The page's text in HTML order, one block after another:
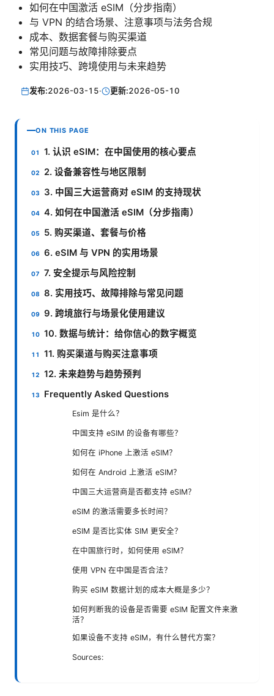
如何在中国激活 eSIM（分步指南）
与 VPN 的结合场景、注意事项与法务合规
成本、数据套餐与购买渠道
常见问题与故障排除要点
实用技巧、跨境使用与未来趋势
发布:2026-03-15· 更新:2026-05-10
ON THIS PAGE
1. 认识 eSIM：在中国使用的核心要点
2. 设备兼容性与地区限制
3. 中国三大运营商对 eSIM 的支持现状
4. 如何在中国激活 eSIM（分步指南）
5. 购买渠道、套餐与价格
6. eSIM 与 VPN 的实用场景
7. 安全提示与风险控制
8. 实用技巧、故障排除与常见问题
9. 跨境旅行与场景化使用建议
10. 数据与统计：给你信心的数字概览
11. 购买渠道与购买注意事项
12. 未来趋势与趋势预判
Frequently Asked Questions
Esim 是什么？
中国支持 eSIM 的设备有哪些？
如何在 iPhone 上激活 eSIM？
如何在 Android 上激活 eSIM？
中国三大运营商是否都支持 eSIM？
eSIM 的激活需要多长时间？
eSIM 是否比实体 SIM 更安全？
在中国旅行时，如何使用 eSIM？
使用 VPN 在中国是否合法？
购买 eSIM 数据计划的成本大概是多少？
如何判断我的设备是否需要 eSIM 配置文件来激
活？
如果设备不支持 eSIM，有什么替代方案？
Sources: